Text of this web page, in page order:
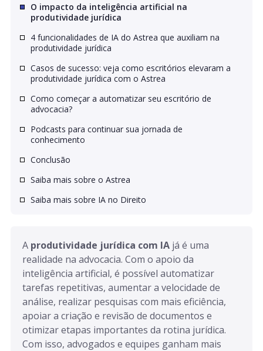
O impacto da inteligência artificial na
produtividade jurídica
4 funcionalidades de IA do Astrea que auxiliam na
produtividade jurídica
Casos de sucesso: veja como escritórios elevaram a
produtividade jurídica com o Astrea
Como começar a automatizar seu escritório de
advocacia?
Podcasts para continuar sua jornada de
conhecimento
Conclusão
Saiba mais sobre o Astrea
Saiba mais sobre IA no Direito
A produtividade jurídica com IA já é uma
realidade na advocacia. Com o apoio da
inteligência artificial, é possível automatizar
tarefas repetitivas, aumentar a velocidade de
análise, realizar pesquisas com mais eficiência,
apoiar a criação e revisão de documentos e
otimizar etapas importantes da rotina jurídica.
Com isso, advogados e equipes ganham mais